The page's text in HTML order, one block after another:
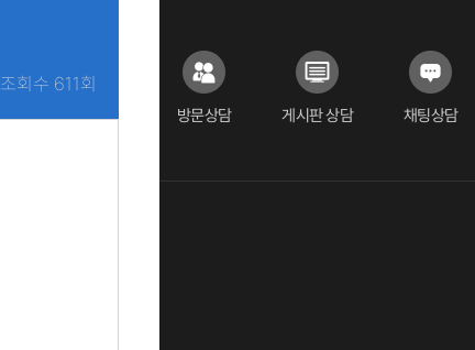
방문상담 게시판 상담 채팅상담
조회수 611회